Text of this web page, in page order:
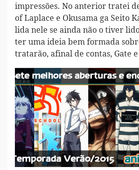
impressões. No anterior tratei
of Laplace e Okusama ga Seito
lida nele se ainda não o tiver
ter uma ideia bem formada
tratarão, afinal de contas, Gate